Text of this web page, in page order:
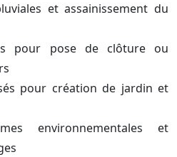
et assainissement du
pour pose de clôture ou
pour création de jardin et
environnementales et